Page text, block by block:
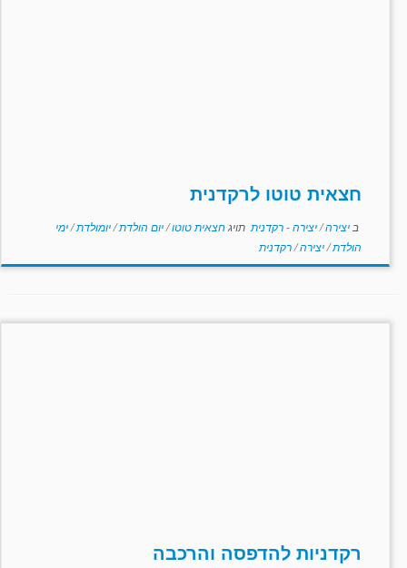
חצאית טוטו לרקדנית
ב יצירה/יצירה - רקדנית תויגחצאית טוטו/יום הולדת/יומולדת/ימי
הולדת/יצירה/רקדנית
רקדניות להדפסה והרכבה